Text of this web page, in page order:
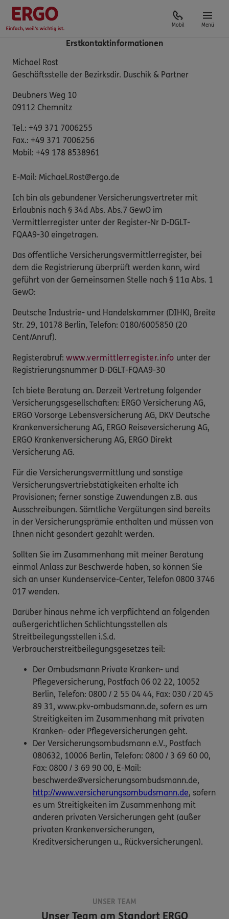
Mobil Menü
Erstkontaktinformationen
Michael Rost
Geschäftsstelle der Bezirksdir. Duschik & Partner
Deubners Weg 10
09112 Chemnitz
Tel.: +49 371 7006255
Fax.: +49 371 7006256
Mobil: +49 178 8538961
E-Mail: Michael.Rost@ergo.de
Ich bin als gebundener Versicherungsvertreter mit
Erlaubnis nach § 34d Abs. Abs.7 GewO im
Vermittlerregister unter der Register-Nr D-DGLT-
FQAA9-30 eingetragen.
Das öffentliche Versicherungsvermittlerregister, bei
dem die Registrierung überprüft werden kann, wird
geführt von der Gemeinsamen Stelle nach § 11a Abs. 1
GewO:
Deutsche Industrie- und Handelskammer (DIHK), Breite
Str. 29, 10178 Berlin, Telefon: 0180/6005850 (20
Cent/Anruf).
Registerabruf: www.vermittlerregister.info unter der
Registrierungsnummer D-DGLT-FQAA9-30
Ich biete Beratung an. Derzeit Vertretung folgender
Versicherungsgesellschaften: ERGO Versicherung AG,
ERGO Vorsorge Lebensversicherung AG, DKV Deutsche
Krankenversicherung AG, ERGO Reiseversicherung AG,
ERGO Krankenversicherung AG, ERGO Direkt
Versicherung AG.
Für die Versicherungsvermittlung und sonstige
Versicherungsvertriebstätigkeiten erhalte ich
Provisionen; ferner sonstige Zuwendungen z.B. aus
Ausschreibungen. Sämtliche Vergütungen sind bereits
in der Versicherungsprämie enthalten und müssen von
Ihnen nicht gesondert gezahlt werden.
Sollten Sie im Zusammenhang mit meiner Beratung
einmal Anlass zur Beschwerde haben, so können Sie
sich an unser Kundenservice-Center, Telefon 0800 3746
017 wenden.
Darüber hinaus nehme ich verpflichtend an folgenden
außergerichtlichen Schlichtungsstellen als
Streitbeilegungsstellen i.S.d.
Verbraucherstreitbeilegungsgesetzes teil:
Der Ombudsmann Private Kranken- und
Pflegeversicherung, Postfach 06 02 22, 10052
Berlin, Telefon: 0800 / 2 55 04 44, Fax: 030 / 20 45
89 31, www.pkv-ombudsmann.de, sofern es um
Streitigkeiten im Zusammenhang mit privaten
Kranken- oder Pflegeversicherungen geht.
Der Versicherungsombudsmann e.V., Postfach
080632, 10006 Berlin, Telefon: 0800 / 3 69 60 00,
Fax: 0800 / 3 69 90 00, E-Mail:
beschwerde@versicherungsombudsmann.de,
http://www.versicherungsombudsmann.de, sofern
es um Streitigkeiten im Zusammenhang mit
anderen privaten Versicherungen geht (außer
privaten Krankenversicherungen,
Kreditversicherungen u., Rückversicherungen).
UNSER TEAM
Unser Team am StandortERGO